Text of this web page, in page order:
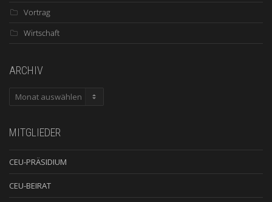
Vortrag
Wirtschaft
ARCHIV
ARCHIV
MITGLIEDER
CEU-PRÄSIDIUM
CEU-BEIRAT